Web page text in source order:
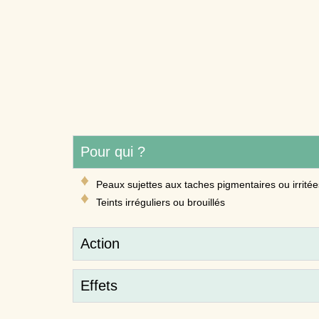
Pour qui ?
Peaux sujettes aux taches pigmentaires ou
Teints irréguliers ou brouillés
Action
Effets